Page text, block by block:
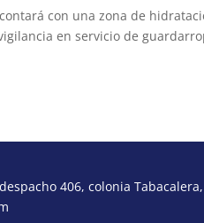
con una zona de
en servicio de
406, colonia